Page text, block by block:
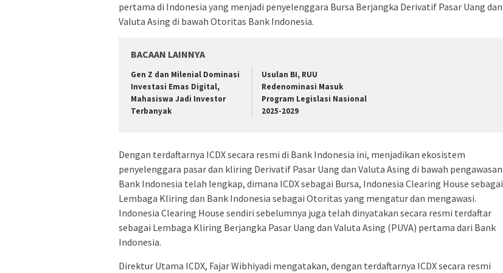
pertama di Indonesia yang menjadi penyelenggara Bursa Berjangka Derivatif Pasar Uang dan
Valuta Asing di bawah Otoritas Bank Indonesia.
BACAAN LAINNYA
Gen Z dan Milenial Dominasi
Investasi Emas Digital,
Mahasiswa Jadi Investor
Terbanyak
Usulan BI, RUU
Redenominasi Masuk
Program Legislasi Nasional
2025-2029
Dengan terdaftarnya ICDX secara resmi di Bank Indonesia ini, menjadikan ekosistem
penyelenggara pasar dan kliring Derivatif Pasar Uang dan Valuta Asing di bawah pengawasan
Bank Indonesia telah lengkap, dimana ICDX sebagai Bursa, Indonesia Clearing House sebagai
Lembaga Kliring dan Bank Indonesia sebagai Otoritas yang mengatur dan mengawasi.
Indonesia Clearing House sendiri sebelumnya juga telah dinyatakan secara resmi terdaftar
sebagai Lembaga Kliring Berjangka Pasar Uang dan Valuta Asing (PUVA) pertama dari Bank
Indonesia.
Direktur Utama ICDX, Fajar Wibhiyadi mengatakan, dengan terdaftarnya ICDX secara resmi